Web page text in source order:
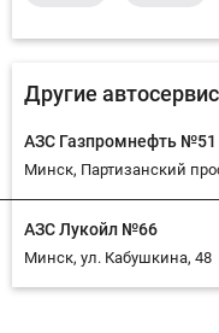
Другие
АЗС Газпромнефть №51
Минск, Партизанский
АЗС Лукойл №66
Минск, ул. Кабушкина, 48